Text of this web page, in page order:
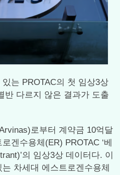
는 PROTAC의 첫 임상3상
반 다르지 않은 결과가 도출
로부터 계약금 10억달
겐수용체(ER) PROTAC ‘베
의 임상3상 데이터다. 이
차세대 에스트로겐수용체